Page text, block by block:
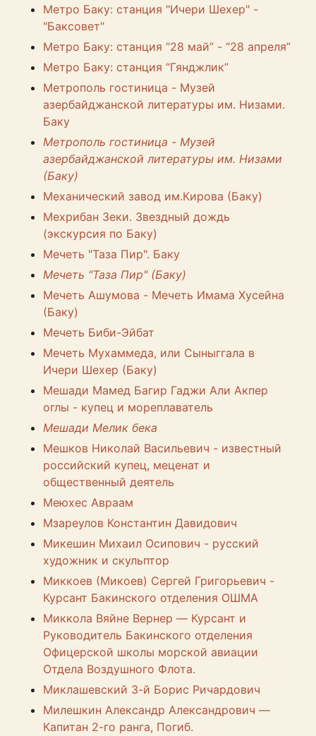
Метро Баку: станция "Ичери Шехер" -
"Баксовет"
Метро Баку: станция “28 май” - “28 апреля”
Метро Баку: станция “Гянджлик”
Метрополь гостиница - Музей
азербайджанской литературы им. Низами.
Баку
Метрополь гостиница - Музей
азербайджанской литературы им. Низами
(Баку)
Механический завод им.Кирова (Баку)
Мехрибан Зеки. Звездный дождь
(экскурсия по Баку)
Мечеть "Таза Пир". Баку
Мечеть "Таза Пир" (Баку)
Мечеть Ашумова - Мечеть Имама Хусейна
(Баку)
Мечеть Биби-Эйбат
Мечеть Мухаммеда, или Сыныггала в
Ичери Шехер (Баку)
Мешади Мамед Багир Гаджи Али Акпер
оглы - купец и мореплаватель
Мешади Мелик бека
Мешков Николай Васильевич - известный
российский купец, меценат и
общественный деятель
Меюхес Авраам
Мзареулов Константин Давидович
Микешин Михаил Осипович - русский
художник и скульптор
Миккоев (Микоев) Сергей Григорьевич -
Курсант Бакинского отделения ОШМА
Миккола Вяйне Вернер — Курсант и
Руководитель Бакинского отделения
Офицерской школы морской авиации
Отдела Воздушного Флота.
Миклашевский 3-й Борис Ричардович
Милешкин Александр Александрович —
Капитан 2-го ранга, Погиб.